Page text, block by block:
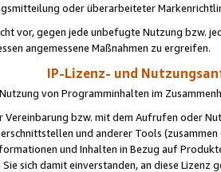
oder überarbeiteter
vor, gegen jede unbefugte Nutzung bzw.
angemessene Maßnahmen zu ergreifen.
IP-Lizenz- und
von Programminhalten im
Vereinbarung bzw. mit dem Aufrufen oder
und anderer Tools (zusammen
und Inhalten in Bezug auf
sich damit einverstanden, an diese Lizenz